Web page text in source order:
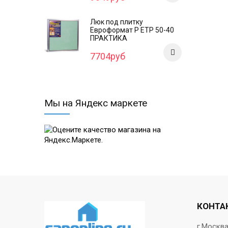
Люк под плитку
Евроформат Р ЕТР 50-40
ПРАКТИКА
7704руб
Мы на Яндекс маркете